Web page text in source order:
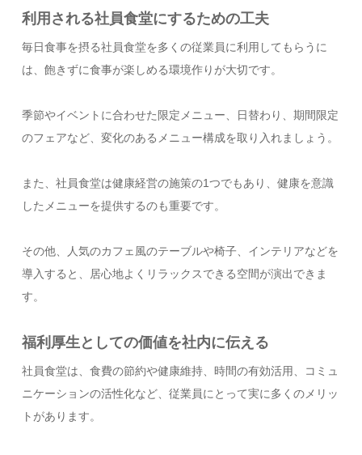
利用される社員食堂にするための工夫
毎日食事を摂る社員食堂を多くの従業員に利用してもらうに
は、飽きずに食事が楽しめる環境作りが大切です。
季節やイベントに合わせた限定メニュー、日替わり、期間限定
のフェアなど、変化のあるメニュー構成を取り入れましょう。
また、社員食堂は健康経営の施策の1つでもあり、健康を意識
したメニューを提供するのも重要です。
その他、人気のカフェ風のテーブルや椅子、インテリアなどを
導入すると、居心地よくリラックスできる空間が演出できま
す。
福利厚生としての価値を社内に伝える
社員食堂は、食費の節約や健康維持、時間の有効活用、コミュ
ニケーションの活性化など、従業員にとって実に多くのメリッ
トがあります。